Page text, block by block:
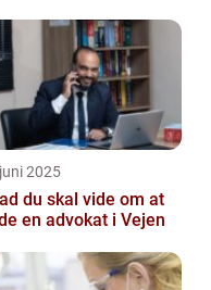
2025
du skal vide om at
en advokat i Vejen